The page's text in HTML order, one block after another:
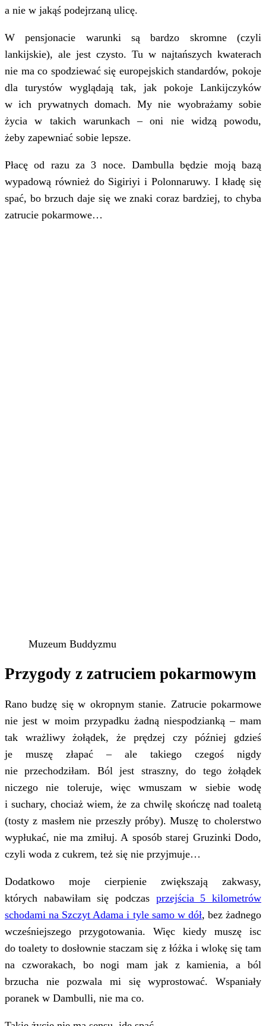
a nie w jakąś podejrzaną ulicę.
W pensjonacie warunki są bardzo skromne (czyli
lankijskie), ale jest czysto. Tu w najtańszych kwaterach
nie ma co spodziewać się europejskich standardów, pokoje
dla turystów wyglądają tak, jak pokoje Lankijczyków
w ich prywatnych domach. My nie wyobrażamy sobie
życia w takich warunkach – oni nie widzą powodu,
żeby zapewniać sobie lepsze.
Płacę od razu za 3 noce. Dambulla będzie moją bazą
wypadową również do Sigiriyi i Polonnaruwy. I kładę się
spać, bo brzuch daje się we znaki coraz bardziej, to chyba
zatrucie pokarmowe…
Muzeum Buddyzmu
Przygody z zatruciem pokarmowym
Rano budzę się w okropnym stanie. Zatrucie pokarmowe
nie jest w moim przypadku żadną niespodzianką – mam
tak wrażliwy żołądek, że prędzej czy później gdzieś
je muszę złapać – ale takiego czegoś nigdy
nie przechodziłam. Ból jest straszny, do tego żołądek
niczego nie toleruje, więc wmuszam w siebie wodę
i suchary, chociaż wiem, że za chwilę skończę nad toaletą
(tosty z masłem nie przeszły próby). Muszę to cholerstwo
wypłukać, nie ma zmiłuj. A sposób starej Gruzinki Dodo,
czyli woda z cukrem, też się nie przyjmuje…
Dodatkowo moje cierpienie zwiększają zakwasy,
których nabawiłam się podczas przejścia 5 kilometrów
schodami na Szczyt Adama i tyle samo w dół, bez żadnego
wcześniejszego przygotowania. Więc kiedy muszę isc
do toalety to dosłownie staczam się z łóżka i wlokę się tam
na czworakach, bo nogi mam jak z kamienia, a ból
brzucha nie pozwala mi się wyprostować. Wspaniały
poranek w Dambulli, nie ma co.